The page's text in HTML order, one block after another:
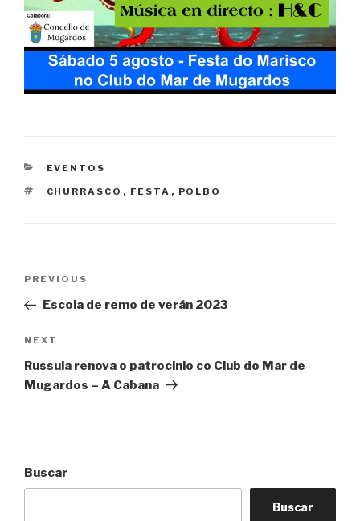
CATEGORIES
EVENTOS
TAGS
CHURRASCO , FESTA , POLBO
entradas
Previous
Post
PREVIOUS
Escola de remo de verán 2023
Next
Post
NEXT
Russula renova o patrocinio co Club do Mar de
Mugardos – A Cabana
Buscar
Buscar